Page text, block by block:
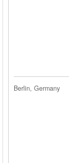
Berlin, Germany